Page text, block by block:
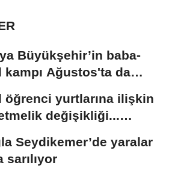
Büyükşehir’in baba-
kampı Ağustos'ta da
öğrenci yurtlarına ilişkin
değişikliği...
Seydikemer’de yaralar
sarılıyor